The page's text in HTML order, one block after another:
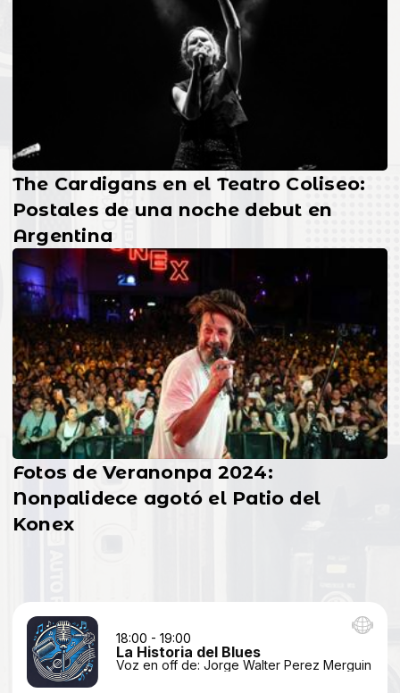
The Cardigans en el Teatro Coliseo:
Postales de una noche debut en
Argentina
Fotos de Veranonpa 2024:
Nonpalidece agotó el Patio del
Konex